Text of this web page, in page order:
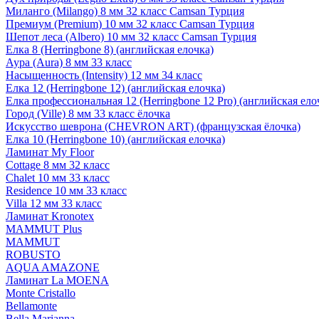
Миланго (Milango) 8 мм 32 класс Camsan Турция
Премиум (Premium) 10 мм 32 класс Camsan Турция
Шепот леса (Albero) 10 мм 32 класс Camsan Турция
Елка 8 (Herringbone 8) (английская елочка)
Аура (Aura) 8 мм 33 класс
Насыщенность (Intensity) 12 мм 34 класс
Елка 12 (Herringbone 12) (английская елочка)
Елка профессиональная 12 (Herringbone 12 Pro) (английская
Город (Ville) 8 мм 33 класс ёлочка
Искусство шеврона (CHEVRON ART) (французская ёлочка)
Елка 10 (Herringbone 10) (английская елочка)
Ламинат My Floor
Cottage 8 мм 32 класс
Chalet 10 мм 33 класс
Residence 10 мм 33 класс
Villa 12 мм 33 класс
Ламинат Kronotex
MAMMUT Plus
MAMMUT
ROBUSTO
AQUA AMAZONE
Ламинат La MOENA
Monte Cristallo
Bellamonte